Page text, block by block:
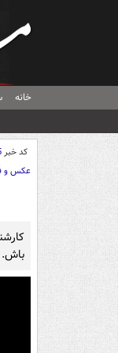
خانه
کد خبر
عکس و
باش.